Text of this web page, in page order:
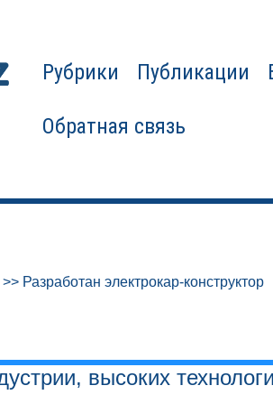
Рубрики Публикации
Обратная связь
>> Разработан электрокар-конструктор
высоких